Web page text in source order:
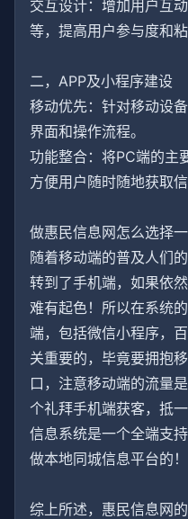
交互设计：增加用户互
等，提高用户参与度和粘
二，APP及小程序建设
移动优先：针对移动设
界面和操作流程。
功能整合：将PC端的主
方便用户随时随地获取信
做惠民信息网怎么选择
随着移动端的普及人们
转到了手机端，如果依
难有起色！所以在系统
端，包括微信小程序，
关重要的，毕竟要拥抱
口，注意移动端的流量
个礼拜手机端获客，抵
信息系统是一个全端支
做本地同城信息平台的！
综上所述，惠民信息网